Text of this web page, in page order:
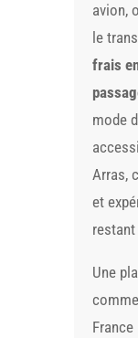
avion,
le
frais
mode
Arras,
et
Une
France